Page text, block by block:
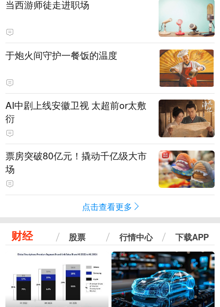
当西游师徒走进职场
于炮火间守护一餐饭的温度
AI中剧上线安徽卫视 太超前or太敷
衍
票房突破80亿元！撬动千亿级大市
场
点击查看更多
财经 股票 行情中心 下载APP